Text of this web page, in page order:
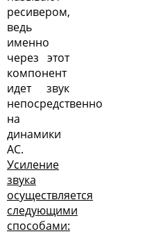
ресивером,
ведь
именно
через этот
компонент
идет звук
непосредственно
на
динамики
АС.
Усиление
звука
осуществляется
следующими
способами: